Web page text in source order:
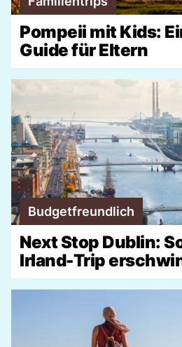
Pompeii mit Kids:
Guide für Eltern
Budgetfreundlich
Next Stop Dublin:
Irland-Trip